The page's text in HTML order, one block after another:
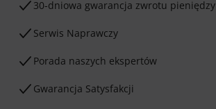
30-dniowa gwarancja zwrotu pieniędzy
Serwis Naprawczy
Porada naszych ekspertów
Gwarancja Satysfakcji